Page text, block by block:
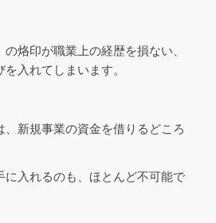
烙印が職業上の経歴を損ない、
入れてしまいます。
、新規事業の資金を借りるどころ
に入れるのも、ほとんど不可能で